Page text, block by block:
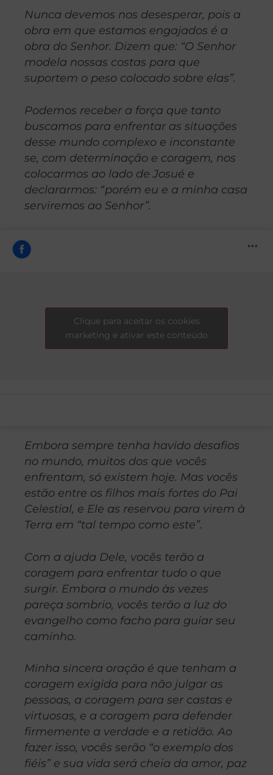
Nunca devemos nos desesperar, pois a
obra em que estamos engajados é a
obra do Senhor. Dizem que: “O Senhor
modela nossas costas para que
suportem o peso colocado sobre elas”.
Podemos receber a força que tanto
buscamos para enfrentar as situações
desse mundo complexo e inconstante
se, com determinação e coragem, nos
colocarmos ao lado de Josué e
declararmos: “porém eu e a minha casa
serviremos ao Senhor”.
Clique para aceitar os cookies
marketing e ativar este conteúdo
Embora sempre tenha havido desafios
no mundo, muitos dos que vocês
enfrentam, só existem hoje. Mas vocês
estão entre os filhos mais fortes do Pai
Celestial, e Ele as reservou para virem à
Terra em “tal tempo como este”.
Com a ajuda Dele, vocês terão a
coragem para enfrentar tudo o que
surgir. Embora o mundo às vezes
pareça sombrio, vocês terão a luz do
evangelho como facho para guiar seu
caminho.
Minha sincera oração é que tenham a
coragem exigida para não julgar as
pessoas, a coragem para ser castas e
virtuosas, e a coragem para defender
firmemente a verdade e a retidão. Ao
fazer isso, vocês serão “o exemplo dos
fiéis” e sua vida será cheia da amor, paz